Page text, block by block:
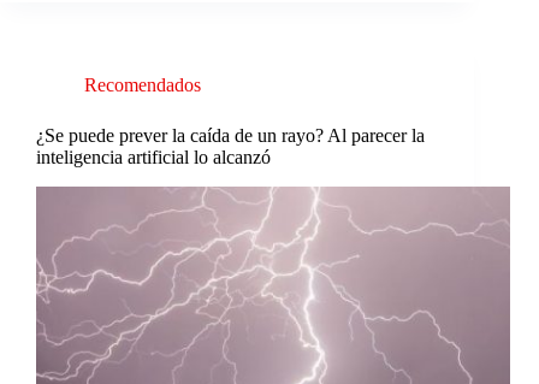
Recomendados
¿Se puede prever la caída de un rayo? Al parecer la
inteligencia artificial lo alcanzó